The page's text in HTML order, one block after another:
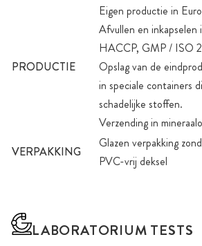
PRODUCTIE
Eigen productie in
Afvullen en inkapselen
HACCP, GMP / ISO
Opslag van de
in speciale containers
schadelijke stoffen.
Verzending in
VERPAKKING
Glazen verpakking
PVC-vrij deksel
LABORATORIUM TESTS